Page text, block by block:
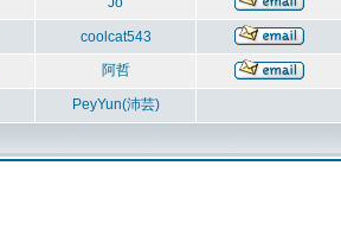
coolcat543
阿哲
PeyYun(沛芸)